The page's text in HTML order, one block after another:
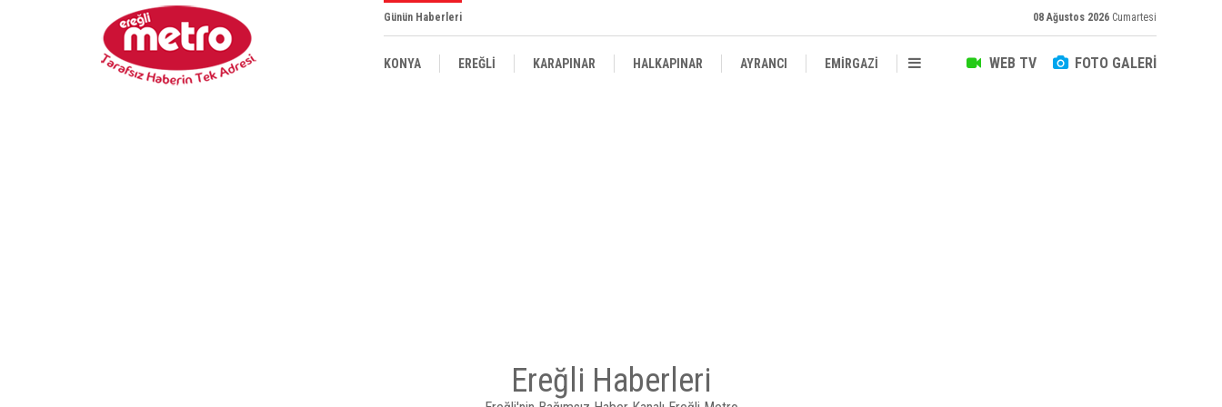
Günün Haberleri 08 Ağustos 2026 Cumartesi
WEB TV FOTO GALERİ
KONYA EREĞLİ KARAPINAR HALKAPINAR AYRANCI EMİRGAZİ
Ereğli Haberleri